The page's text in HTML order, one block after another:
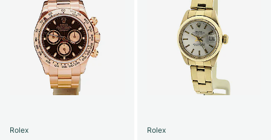
Rolex Rolex